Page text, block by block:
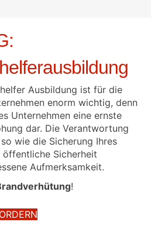
Ausbildung ist für die
enorm wichtig, denn
Unternehmen eine ernste
dar. Die Verantwortung
wie die Sicherung Ihres
öffentliche Sicherheit
Aufmerksamkeit.
!